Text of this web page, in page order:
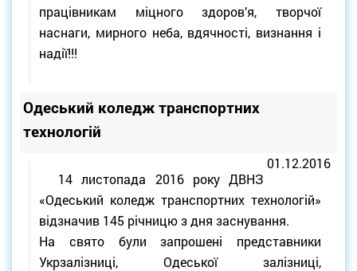
працівникам міцного здоров’я, творчої
наснаги, мирного неба, вдячності, визнання і
надії!!!
Одеський коледж транспортних
технологій
01.12.2016
14 листопада 2016 року ДВНЗ
«Одеський коледж транспортних технологій»
відзначив 145 річницю з дня заснування.
На свято були запрошені представники
Укрзалізниці, Одеської залізниці,